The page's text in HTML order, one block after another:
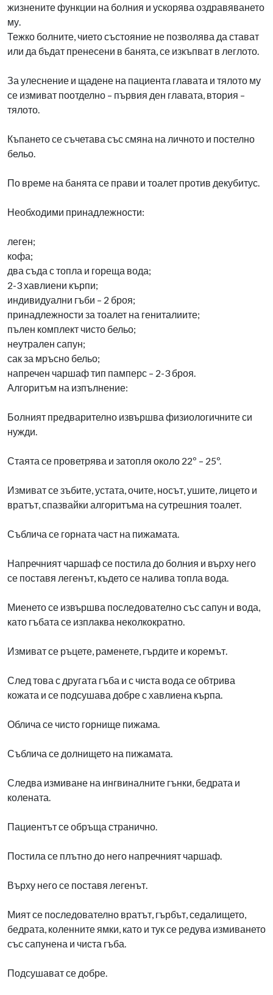
жизнените функции на болния и ускорява оздравяването
му.
Тежко болните, чието състояние не позволява да стават
или да бъдат пренесени в банята, се изкъпват в леглото.
За улеснение и щадене на пациента главата и тялото му
се измиват поотделно – първия ден главата, втория –
тялото.
Къпането се съчетава със смяна на личното и постелно
бельо.
По време на банята се прави и тоалет против декубитус.
Необходими принадлежности:
леген;
кофа;
два съда с топла и гореща вода;
2-3 хавлиени кърпи;
индивидуални гъби – 2 броя;
принадлежности за тоалет на гениталиите;
пълен комплект чисто бельо;
неутрален сапун;
сак за мръсно бельо;
напречен чаршаф тип памперс – 2-3 броя.
Алгоритъм на изпълнение:
Болният предварително извършва физиологичните си
нужди.
Стаята се проветрява и затопля около 22º – 25º.
Измиват се зъбите, устата, очите, носът, ушите, лицето и
вратът, спазвайки алгоритъма на сутрешния тоалет.
Съблича се горната част на пижамата.
Напречният чаршаф се постила до болния и върху него
се поставя легенът, където се налива топла вода.
Миенето се извършва последователно със сапун и вода,
като гъбата се изплаква неколкократно.
Измиват се ръцете, раменете, гърдите и коремът.
След това с другата гъба и с чиста вода се обтрива
кожата и се подсушава добре с хавлиена кърпа.
Облича се чисто горнище пижама.
Съблича се долнището на пижамата.
Следва измиване на ингвиналните гънки, бедрата и
колената.
Пациентът се обръща странично.
Постила се плътно до него напречният чаршаф.
Върху него се поставя легенът.
Мият се последователно вратът, гърбът, седалището,
бедрата, коленните ямки, като и тук се редува измиването
със сапунена и чиста гъба.
Подсушават се добре.